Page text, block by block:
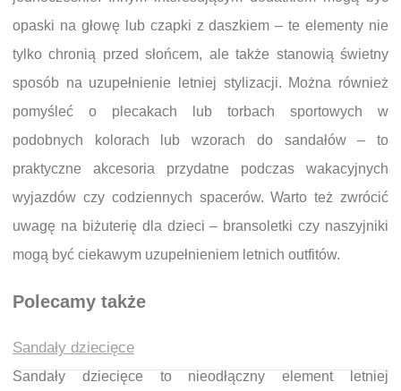
opaski na głowę lub czapki z daszkiem – te elementy nie
tylko chronią przed słońcem, ale także stanowią świetny
sposób na uzupełnienie letniej stylizacji. Można również
pomyśleć o plecakach lub torbach sportowych w
podobnych kolorach lub wzorach do sandałów – to
praktyczne akcesoria przydatne podczas wakacyjnych
wyjazdów czy codziennych spacerów. Warto też zwrócić
uwagę na biżuterię dla dzieci – bransoletki czy naszyjniki
mogą być ciekawym uzupełnieniem letnich outfitów.
Polecamy także
Sandały dziecięce
Sandały dziecięce to nieodłączny element letniej